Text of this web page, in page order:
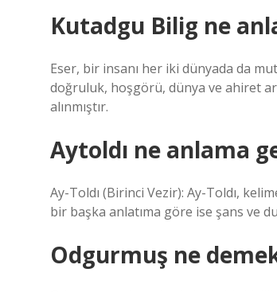
Kutadgu Bilig ne
Eser, bir insanı her iki dünyada da
doğruluk, hoşgörü, dünya ve ahiret
alınmıştır.
Aytoldı ne anlama
Ay-Toldı (Birinci Vezir): Ay-Toldı,
bir başka anlatıma göre ise şans ve
Odgurmuş ne